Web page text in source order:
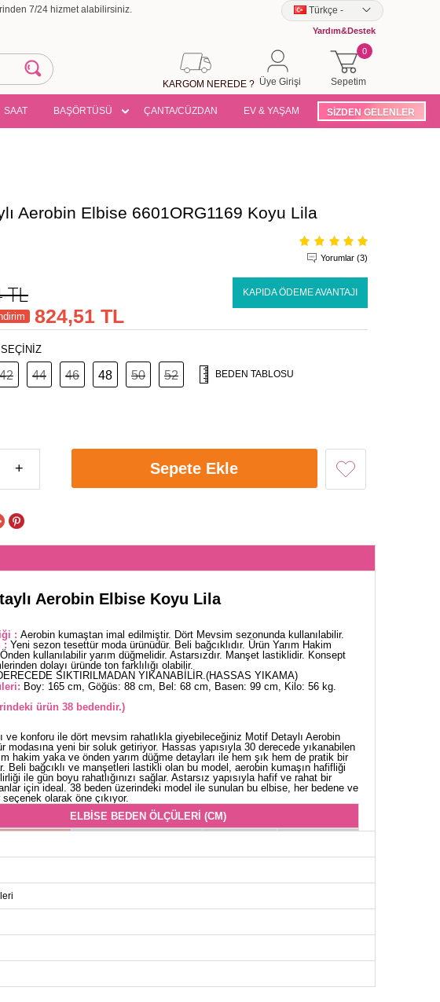
7/24 hizmet alabilirsiniz. Türkçe -
Yardım&Destek
Sepetim
0
Üye Girişi
KARGOM NEREDE ?
SAAT BAŞÖRTÜSÜ ÇANTA/CÜZDAN EV & YAŞAM SİZDEN GELENLER
Aerobin Elbise 6601ORG1169 Koyu Lila
Yorumlar (3)
TL KAPIDA ÖDEME AVANTAJI
824,51 TL
42 44 46 48 50 52 BEDEN TABLOSU
+ Sepete Ekle
Aerobin Elbise Koyu Lila
: Aerobin kumaştan imal edilmiştir. Dört Mevsim sezonunda kullanılabilir.
: Yeni sezon tesettür moda ürünüdür. Beli bağcıklıdır. Ürün Yarım Hakim
kullanılabilir yarım düğmelidir. Astarsızdır. Manşet lastiklidir. Konsept
dolayı üründe ton farklılığı olabilir.
SIKTIRILMADAN YIKANABİLİR.(HASSAS YIKAMA)
Boy: 165 cm, Göğüs: 88 cm, Bel: 68 cm, Basen: 99 cm, Kilo: 56 kg.
ürün 38 bedendir.)
ve konforu ile dört mevsim rahatlıkla giyebileceğiniz Motif Detaylı Aerobin
modasına yeni bir soluk getiriyor. Hassas yapısıyla 30 derecede yıkanabilen
hakim yaka ve önden yarım düğme detayları ile hem şık hem de pratik bir
Beli bağcıklı ve manşetleri lastikli olan bu model, aerobin kumaşın hafifliği
ile gün boyu rahatlığınızı sağlar. Astarsız yapısıyla hafif ve rahat bir
için ideal. 38 beden üzerindeki model ile sunulan bu elbise, her bedene ve
olarak öne çıkıyor.
ELBİSE BEDEN ÖLÇÜLERİ (CM)
94 82
134
98 84
134
112 96
134